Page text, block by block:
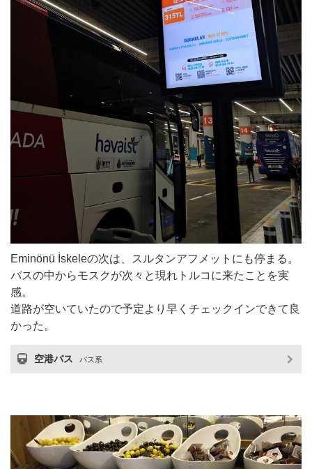
Eminönü İskeleの次は、スルタンアフメットにも停まる。
バスの中からモスクが次々と現れトルコに来たことを実
感。
道路が空いていたので予定より早くチェックインできて良
かった。
空港バス バス系